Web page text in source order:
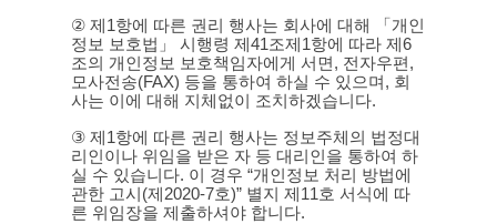
②제 1항에 따른 권리 행사는 회사에 대해 「개인
정보 보호법」 시행령 제41조제 1항에 따라 제6
조의 개인정보 보호책임자에게 서면, 전자우편,
모사전송(FAX) 등을 통하여 하실 수 있으며 , 회
사는 이에 대해 지체없이 조치하겠습니다.
③제 1항에 따른 권리 행사는 정보주체의 법정대
리인이나 위임을 받은 자 등 대리인을 통하여 하
실 수 있습니다. 이 경우 “개인정보 처리 방법에
관한 고시 (제2020-7호)” 별지 제 11호 서식에 따
른 위임장을 제출하셔야 합니다.